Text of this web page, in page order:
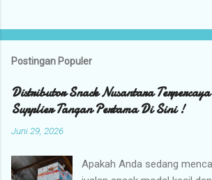
Postingan Populer
Distributor Snack Nusantara
Supplier Tangan Pertama Di Sini !
Juni 29, 2026
Apakah Anda sedang